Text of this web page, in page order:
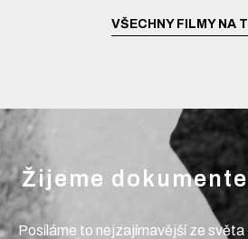
VŠECHNY FILMY NA
Žijeme
Posíláme to nejzajímavější ze světa